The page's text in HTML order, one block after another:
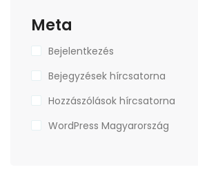
Meta
Bejelentkezés
Bejegyzések hírcsatorna
Hozzászólások hírcsatorna
WordPress Magyarország